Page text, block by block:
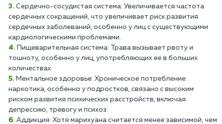
Сердечно-сосудистая система: Увеличивается частота
сердечных сокращений, что увеличивает риск развития
сердечных заболеваний, особенно у лиц с существующими
кардиологическими проблемами.
Пищеварительная система: Трава вызывает рвоту и
тошноту, особенно у лиц, употребляющих ее в больших
количествах.
Ментальное здоровье: Хроническое потребление
наркотика, особенно у подростков, связано с высоким
риском развития психических расстройств, включая
депрессию, тревогу и психоз.
Аддикция: Хотя марихуана считается менее зависимой, чем